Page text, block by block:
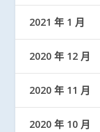
2021 年 1 月
2020 年 12 月
2020 年 11 月
2020 年 10 月